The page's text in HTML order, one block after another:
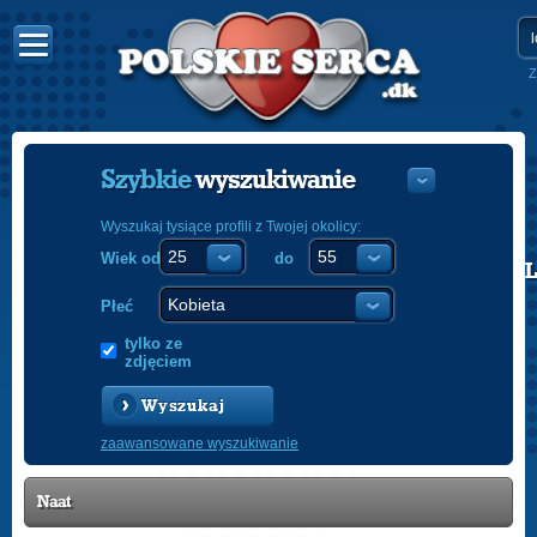
POLISH
Szybkiewyszukiwanie
Wyszukaj tysiące profili z Twojej okolicy:
Wiek od do
Płeć
tylko ze
zdjęciem
Wyszukaj
zaawansowane wyszukiwanie
Naat